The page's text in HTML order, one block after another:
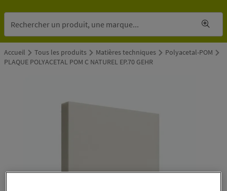
Accueil Tous les produits Matières techniques
Polyacetal-POM
PLAQUE POLYACETAL POM C NATUREL EP.70 GEHR